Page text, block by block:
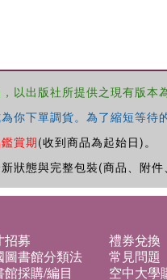
以出版社所提供之現有版本
你下單調貨。為了縮短等
賞期(收到商品為起始日)。
狀態與完整包裝(商品、附件
招募 禮券兌換
圖書館分類法 常見問題
館採購/編目 空中大學